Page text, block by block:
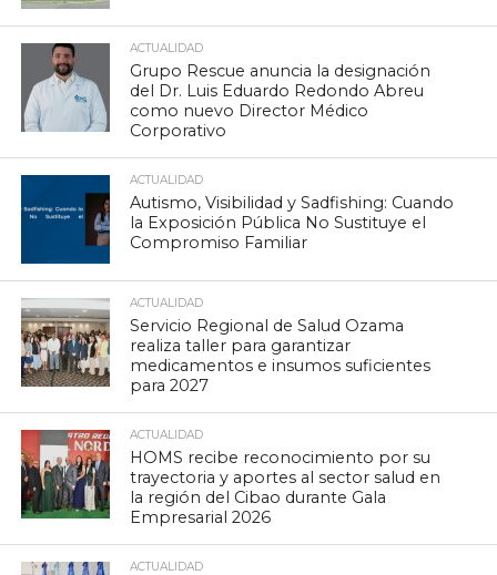
ACTUALIDAD
Grupo Rescue anuncia la designación
del Dr. Luis Eduardo Redondo Abreu
como nuevo Director Médico
Corporativo
ACTUALIDAD
Autismo, Visibilidad y Sadfishing: Cuando
la Exposición Pública No Sustituye el
Compromiso Familiar
ACTUALIDAD
Servicio Regional de Salud Ozama
realiza taller para garantizar
medicamentos e insumos suficientes
para 2027
ACTUALIDAD
HOMS recibe reconocimiento por su
trayectoria y aportes al sector salud en
la región del Cibao durante Gala
Empresarial 2026
ACTUALIDAD